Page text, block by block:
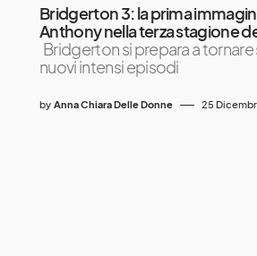
Bridgerton 3: la prima
Anthony nella terza stagione
Bridgerton si prepara a
nuovi intensi episodi
by Anna Chiara Delle Donne 25